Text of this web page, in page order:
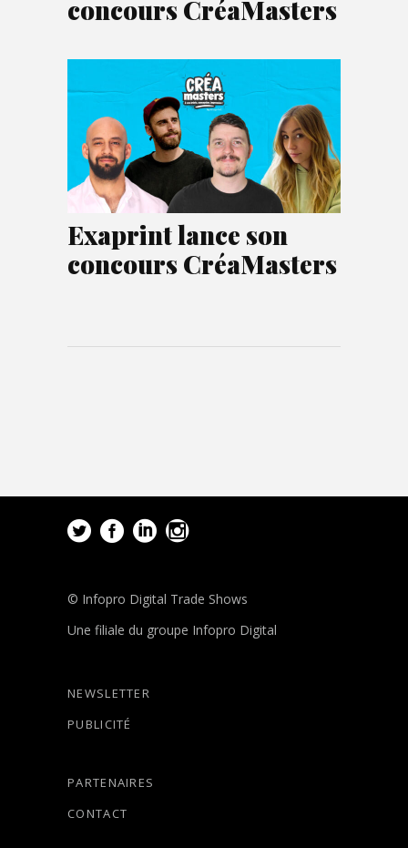
concours CréaMasters
Exaprint lance son
concours CréaMasters
© Infopro Digital Trade Shows
Une filiale du groupe Infopro Digital
NEWSLETTER
PUBLICITÉ
PARTENAIRES
CONTACT